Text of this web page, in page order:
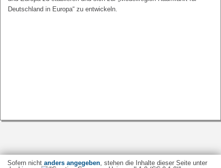
Deutschland in Europa“ zu entwickeln.
Sofern nicht anders angegeben, stehen die Inhalte dieser Seite unter